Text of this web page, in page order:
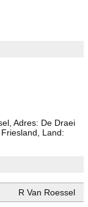
Adres: De Draei
Land:
R Van Roessel